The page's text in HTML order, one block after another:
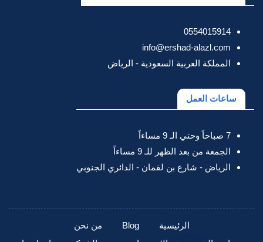
0554015914
info@ershad-alazl.com
المملكة العربية السعودية - الرياض
ساعات العمل
7 صباحاً وحتي الـ 9 مساءاً
الجمعة من بعد الظهر للـ 9 مساءاً
الرياض - شارع بن لقمان - الدائري الجنوبي
الرئيسية Blog
من نحن